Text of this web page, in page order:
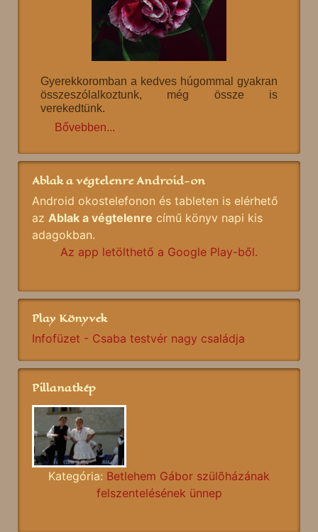
Gyerekkoromban a kedves húgommal gyakran
összeszólalkoztunk, még össze is
verekedtünk.
Bővebben...
Ablak a végtelenre Android-on
Android okostelefonon és tableten is elérhető
az Ablak a végtelenre című könyv napi kis
adagokban.
Az app letölthető a Google Play-ből.
Play Könyvek
Infofüzet - Csaba testvér nagy családja
Pillanatkép
Kategória: Betlehem Gábor szülõházának
felszentelésének ünnep